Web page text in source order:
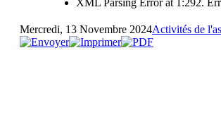
Mercredi, 13 Novembre 2024Activités de